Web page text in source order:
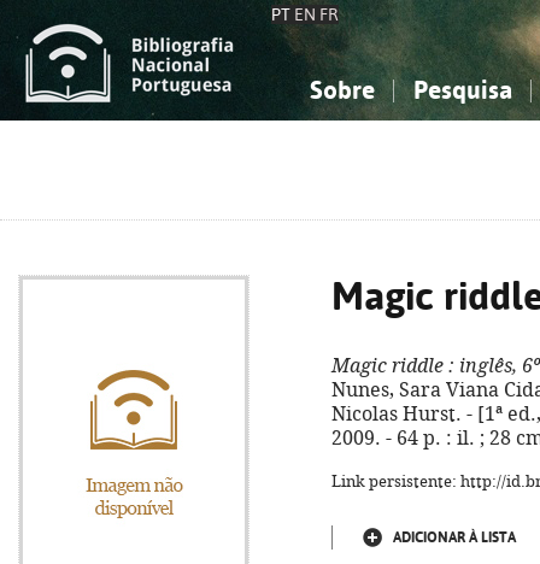
PT EN FR
Sobre Pesquisa
Magic
Magic riddle : inglês,
Nunes, Sara Viana
Nicolas Hurst. - [1ª
2009. - 64 p. : il. ; 28
Link persistente: http://
ADICIONAR À LISTA